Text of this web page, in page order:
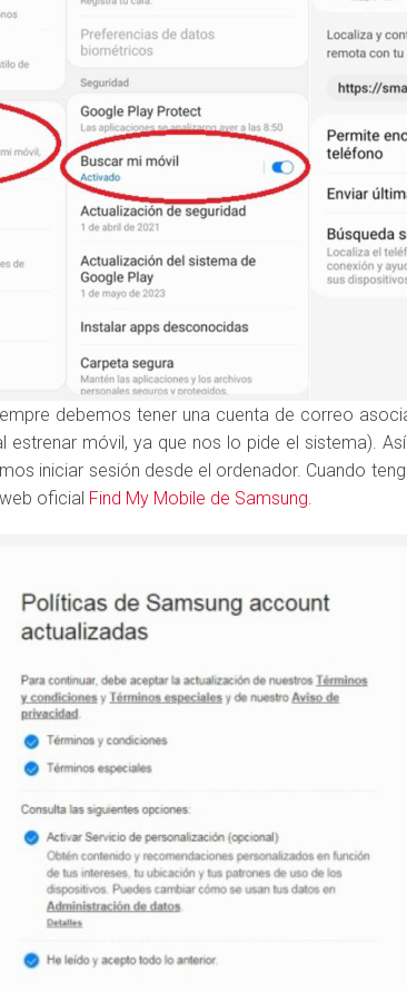
debemos tener una cuenta de correo
estrenar móvil, ya que nos lo pide el sistema).
iniciar sesión desde el ordenador. Cuando
oficial Find My Mobile de Samsung.